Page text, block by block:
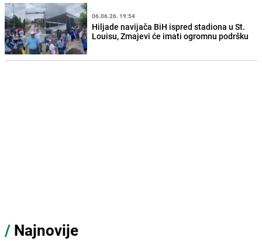
06.06.26. 19:54
Hiljade navijača BiH ispred stadiona u St.
Louisu, Zmajevi će imati ogromnu podršku
/ Najnovije